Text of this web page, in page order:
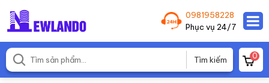
0981958228
Phục vụ 24/7
0